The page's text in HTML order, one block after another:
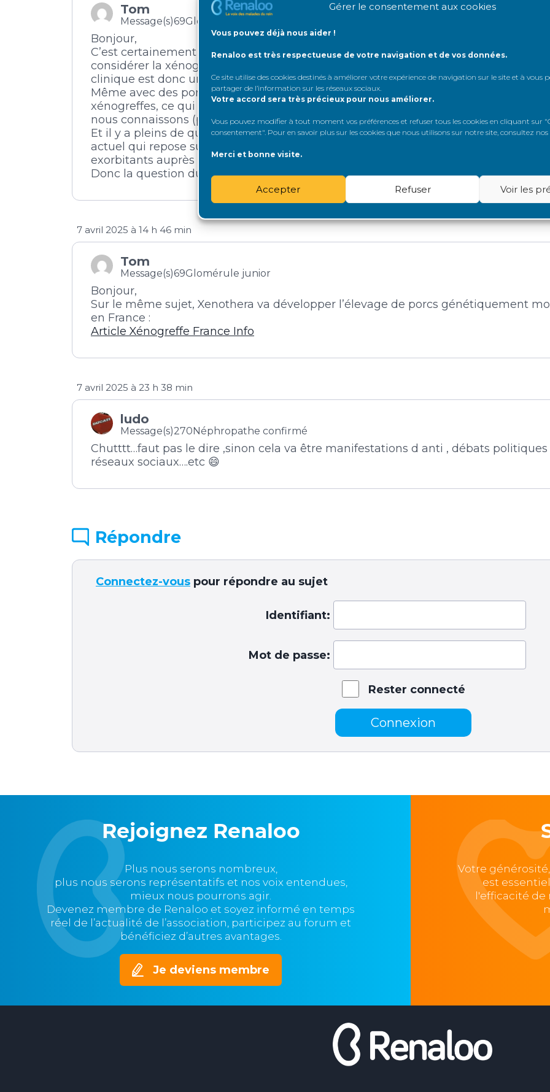
Gérer le consentement aux cookies
Vous pouvez déjà nous aider !
Renaloo est très respectueuse de votre navigation et de vos données.
Ce site utilise des cookies destinés à améliorer votre expérience de navigation sur le site et à vous
partager de l’information sur les réseaux sociaux.
Votre accord sera très précieux pour nous améliorer.
Vous pouvez modifier à tout moment vos préférences et refuser tous les cookies en cliquant sur
consentement". Pour en savoir plus sur les cookies que nous utilisons sur notre site, consultez nos
Merci et bonne visite.
Accepter Refuser Voir les
Tom
Message(s)69Glomérule junior
Bonjour,
C’est certainement une perspective intéressante, mais il me semble qu’il y
considérer la xénogreffe comme une solution de routine pour le rein (le recul est
clinique est donc une première étape, quelque soit le pays qui le met en place.
Même avec des porcs génétiquement modifiés pour être “humanisés”, la
xénogreffes, ce qui nécessite un traitement immunosuppresseur très puissant,
nous connaissons (plus grande sensibilité aux pathologies infectieuses et
Et il y a pleins de questions éthiques qui sont déjà connues, parmi lesquelles le
actuel qui repose sur le don gratuit d’organes (donneur vivant ou post-mortem)
exorbitants auprès de quelques fournisseurs spécialisés.
Donc la question du faible consentement au don d’organe est encore majeure.
7 avril 2025 à 14 h 46 min
Tom
Message(s)69Glomérule junior
Bonjour,
Sur le même sujet, Xenothera va développer l’élevage de porcs génétiquement
en France :
Article Xénogreffe France Info
7 avril 2025 à 23 h 38 min
ludo
Message(s)270 Néphropathe confirmé
Chutttt…faut pas le dire ,sinon cela va être manifestations d anti , débats politiques
réseaux sociaux….etc 😄
Répondre
Connectez-vous pour répondre au sujet
Identifiant:
Mot de passe:
Rester connecté
Connexion
Rejoignez Renaloo
Plus nous serons nombreux,
plus nous serons représentatifs et nos voix entendues,
mieux nous pourrons agir.
Devenez membre de Renaloo et soyez informé en temps
réel de l’actualité de l’association, participez au forum et
bénéficiez d’autres avantages.
Je deviens membre
Votre
est
l'efficacité de